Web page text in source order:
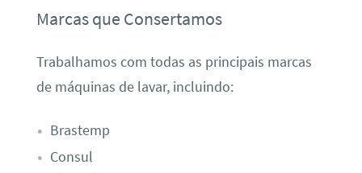
Marcas que Consertamos
Trabalhamos com todas as principais marcas
de máquinas de lavar, incluindo:
Brastemp
Consul